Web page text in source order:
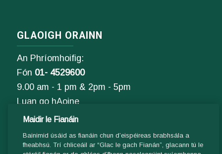
GLAOIGH ORAINN
An Phríomhoifig:
Fón 01- 4529600
9.00 am - 1 pm & 2pm - 5pm
Luan go hAoine
Fiosrúcháin Ghinearálta:
Maidir le Fianáin
Bainimid úsáid as fianáin chun d’eispéireas brabhsála a
fheabhsú. Trí chliceáil ar “Glac le gach Fianán”, glacann tú le